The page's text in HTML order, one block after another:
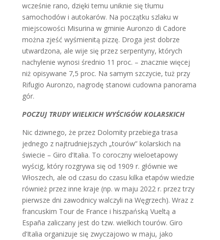
wcześnie rano, dzięki temu uniknie się tłumu
samochodów i autokarów. Na początku szlaku w
miejscowości Misurina w gminie Auronzo di Cadore
można zjeść wyśmienitą pizzę. Droga jest dobrze
utwardzona, ale wije się przez serpentyny, których
nachylenie wynosi średnio 11 proc. – znacznie więcej
niż opisywane 7,5 proc. Na samym szczycie, tuż przy
Rifugio Auronzo, nagrodę stanowi cudowna panorama
gór.
POCZUJ TRUDY WIELKICH WYŚCIGÓW KOLARSKICH
Nic dziwnego, że przez Dolomity przebiega trasa
jednego z najtrudniejszych „tourów” kolarskich na
świecie – Giro d’Italia. To coroczny wieloetapowy
wyścig, który rozgrywa się od 1909 r. głównie we
Włoszech, ale od czasu do czasu kilka etapów wiedzie
również przez inne kraje (np. w maju 2022 r. przez trzy
pierwsze dni zawodnicy walczyli na Węgrzech). Wraz z
francuskim Tour de France i hiszpańską Vueltą a
España zaliczany jest do tzw. wielkich tourów. Giro
d’Italia organizuje się zwyczajowo w maju, jako